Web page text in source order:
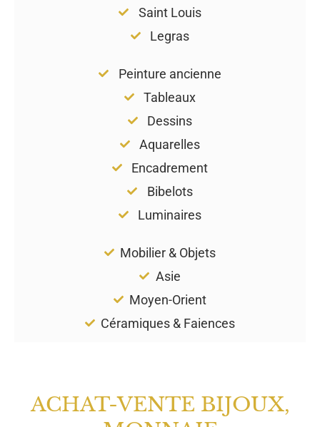
Saint Louis
Legras
Peinture ancienne
Tableaux
Dessins
Aquarelles
Encadrement
Bibelots
Luminaires
Mobilier & Objets
Asie
Moyen-Orient
Céramiques & Faiences
ACHAT-VENTE BIJOUX,